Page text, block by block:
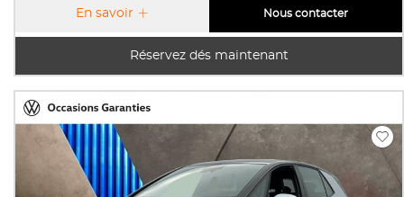
Réservez dés maintenant
En savoir Nous contacter